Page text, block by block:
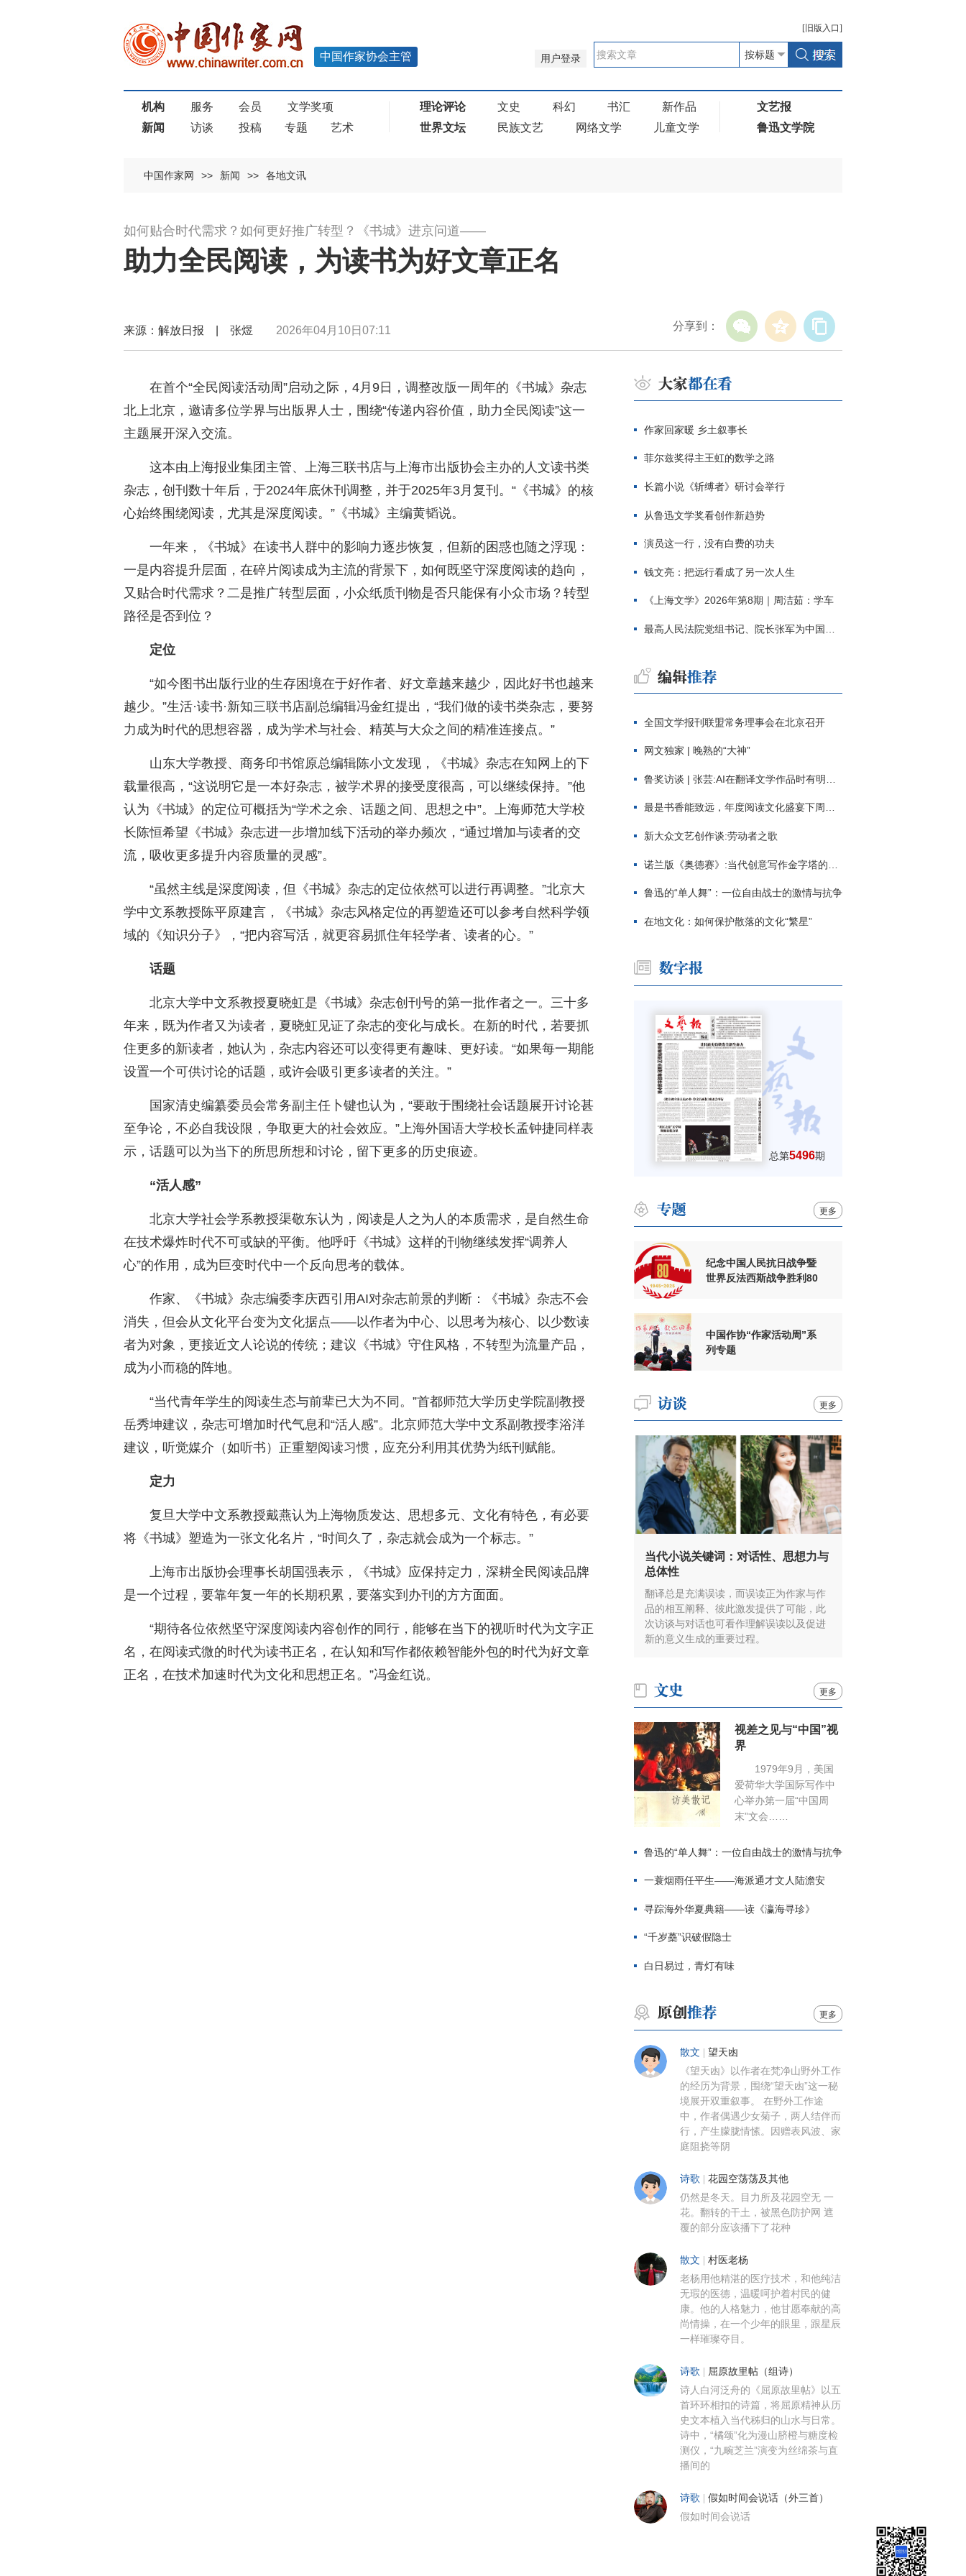
[ 旧版 入口]
用户登录
中国作家协会主管
机构 服务 会员
文学奖项
新闻
访谈 投稿 专题 艺术
理论评论 文史 科幻 书汇
新作品
世界文坛
民族文艺 网络文学 儿童文学
文艺报
鲁迅文学院
中国作家网 >> 新闻 >> 各地文讯
如何贴合时代需求？如何更好推广转型？《书城》进京问道——
助力全民阅读，为读书为好文章正名
分享到：
来源：解放日报 | 张煜 2026年04月10日07:11
在首个“全民阅读活动周”启动之际，4月9日，调整改版一周年的《书城》杂志
北上北京，邀请多位学界与出版界人士，围绕“传递内容价值，助力全民阅读”这一
主题展开深入交流。
这本由上海报业集团主管、上海三联书店与上海市出版协会主办的人文读书类
杂志，创刊数十年后，于2024年底休刊调整，并于2025年3月复刊。“《书城》的核
心始终围绕阅读，尤其是深度阅读。”《书城》主编黄韬说。
一年来，《书城》在读书人群中的影响力逐步恢复，但新的困惑也随之浮现：
一是内容提升层面，在碎片阅读成为主流的背景下，如何既坚守深度阅读的趋向，
又贴合时代需求？二是推广转型层面，小众纸质刊物是否只能保有小众市场？转型
路径是否到位？
定位
“如今图书出版行业的生存困境在于好作者、好文章越来越少，因此好书也越来
越少。”生活·读书·新知三联书店副总编辑冯金红提出，“我们做的读书类杂志，要努
力成为时代的思想容器，成为学术与社会、精英与大众之间的精准连接点。”
山东大学教授、商务印书馆原总编辑陈小文发现，《书城》杂志在知网上的下
载量很高，“这说明它是一本好杂志，被学术界的接受度很高，可以继续保持。”他
认为《书城》的定位可概括为“学术之余、话题之间、思想之中”。上海师范大学校
长陈恒希望《书城》杂志进一步增加线下活动的举办频次，“通过增加与读者的交
流，吸收更多提升内容质量的灵感”。
“虽然主线是深度阅读，但《书城》杂志的定位依然可以进行再调整。”北京大
学中文系教授陈平原建言，《书城》杂志风格定位的再塑造还可以参考自然科学领
域的《知识分子》，“把内容写活，就更容易抓住年轻学者、读者的心。”
话题
北京大学中文系教授夏晓虹是《书城》杂志创刊号的第一批作者之一。三十多
年来，既为作者又为读者，夏晓虹见证了杂志的变化与成长。在新的时代，若要抓
住更多的新读者，她认为，杂志内容还可以变得更有趣味、更好读。“如果每一期能
设置一个可供讨论的话题，或许会吸引更多读者的关注。”
国家清史编纂委员会常务副主任卜键也认为，“要敢于围绕社会话题展开讨论甚
至争论，不必自我设限，争取更大的社会效应。”上海外国语大学校长孟钟捷同样表
示，话题可以为当下的所思所想和讨论，留下更多的历史痕迹。
“活人感”
北京大学社会学系教授渠敬东认为，阅读是人之为人的本质需求，是自然生命
在技术爆炸时代不可或缺的平衡。他呼吁《书城》这样的刊物继续发挥“调养人
心”的作用，成为巨变时代中一个反向思考的载体。
作家、《书城》杂志编委李庆西引用AI对杂志前景的判断：《书城》杂志不会
消失，但会从文化平台变为文化据点——以作者为中心、以思考为核心、以少数读
者为对象，更接近文人论说的传统；建议《书城》守住风格，不转型为流量产品，
成为小而稳的阵地。
“当代青年学生的阅读生态与前辈已大为不同。”首都师范大学历史学院副教授
岳秀坤建议，杂志可增加时代气息和“活人感”。北京师范大学中文系副教授李浴洋
建议，听觉媒介（如听书）正重塑阅读习惯，应充分利用其优势为纸刊赋能。
定力
复旦大学中文系教授戴燕认为上海物质发达、思想多元、文化有特色，有必要
将《书城》塑造为一张文化名片，“时间久了，杂志就会成为一个标志。”
上海市出版协会理事长胡国强表示，《书城》应保持定力，深耕全民阅读品牌
是一个过程，要靠年复一年的长期积累，要落实到办刊的方方面面。
“期待各位依然坚守深度阅读内容创作的同行，能够在当下的视听时代为文字正
名，在阅读式微的时代为读书正名，在认知和写作都依赖智能外包的时代为好文章
正名，在技术加速时代为文化和思想正名。”冯金红说。
作家回家暖 乡土叙事长
菲尔兹奖得主王虹的数学之路
长篇小说《斩缚者》研讨会举行
从鲁迅文学奖看创作新趋势
演员这一行，没有白费的功夫
钱文亮：把远行看成了另一次人生
《上海文学》2026年第8期｜周洁茹：学车
最高人民法院党组书记、院长张军为中国作协干部大讲堂授课
全国文学报刊联盟常务理事会在北京召开
网文独家 | 晚熟的“大神”
鲁奖访谈 | 张芸:AI在翻译文学作品时有明显局限
最是书香能致远，年度阅读文化盛宴下周启幕
新大众文艺创作谈:劳动者之歌
诺兰版《奥德赛》:当代创意写作金字塔的宏伟与平庸
鲁迅的“单人舞”：一位自由战士的激情与抗争
在地文化：如何保护散落的文化“繁星”
总第5496期
更多
纪念中国人民抗日战争暨
世界反法西斯战争胜利80
中国作协“作家活动周”系
列专题
更多
当代小说关键词：对话性、思想力与
总体性
翻译总是充满误读，而误读正为作家与作
品的相互阐释、彼此激发提供了可能，此
次访谈与对话也可看作理解误读以及促进
新的意义生成的重要过程。
更多
视差之见与“中国”视
界
1979年9月，美国
爱荷华大学国际写作中
心举办第一届“中国周
末”文会……
鲁迅的“单人舞”：一位自由战士的激情与抗争
一蓑烟雨任平生——海派通才文人陆澹安
寻踪海外华夏典籍——读《瀛海寻珍》
“千岁蘽”识破假隐士
白日易过，青灯有味
更多
散文 望天凼
《望天凼》以作者在梵净山野外工作
的经历为背景，围绕“望天凼”这一秘
境展开双重叙事。 在野外工作途
中，作者偶遇少女菊子，两人结伴而
行，产生朦胧情愫。因赠表风波、家
庭阻挠等阴
诗歌 花园空荡荡及其他
仍然是冬天。目力所及花园空无 一
花。翻转的干土，被黑色防护网 遮
覆的部分应该播下了花种
散文 村医老杨
老杨用他精湛的医疗技术，和他纯洁
无瑕的医德，温暖呵护着村民的健
康。他的人格魅力，他甘愿奉献的高
尚情操，在一个少年的眼里，跟星辰
一样璀璨夺目。
诗歌 屈原故里帖（组诗）
诗人白河泛舟的《屈原故里帖》以五
首环环相扣的诗篇，将屈原精神从历
史文本植入当代秭归的山水与日常。
诗中，“橘颂”化为漫山脐橙与糖度检
测仪，“九畹芝兰”演变为丝绵茶与直
播间的
诗歌 假如时间会说话（外三首）
假如时间会说话